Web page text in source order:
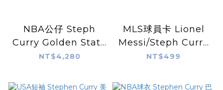
NBA公仔 Steph
Curry Golden State
Warriors 2024
Made 金州勇士
NT$4,280
MLS球員卡 Lionel
Messi/Steph Curry
- 2024 MLS TOPPS
LOOK FOR 1/1
NT$499